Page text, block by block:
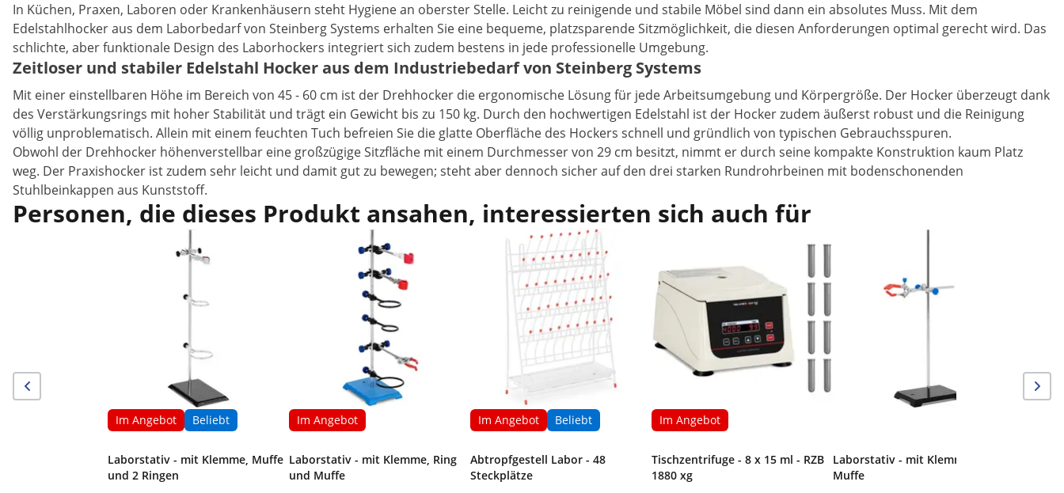
In Küchen, Praxen, Laboren oder Krankenhäusern steht Hygiene an oberster Stelle. Leicht zu reinigende und stabile Möbel sind dann ein absolutes Muss. Mit dem
Edelstahlhocker aus dem Laborbedarf von Steinberg Systems erhalten Sie eine bequeme, platzsparende Sitzmöglichkeit, die diesen Anforderungen optimal gerecht wird. Das
schlichte, aber funktionale Design des Laborhockers integriert sich zudem bestens in jede professionelle Umgebung.
Zeitloser und stabiler Edelstahl Hocker aus dem Industriebedarf von Steinberg Systems
Mit einer einstellbaren Höhe im Bereich von 45 - 60 cm ist der Drehhocker die ergonomische Lösung für jede Arbeitsumgebung und Körpergröße. Der Hocker überzeugt dank
des Verstärkungsrings mit hoher Stabilität und trägt ein Gewicht bis zu 150 kg. Durch den hochwertigen Edelstahl ist der Hocker zudem äußerst robust und die Reinigung
völlig unproblematisch. Allein mit einem feuchten Tuch befreien Sie die glatte Oberfläche des Hockers schnell und gründlich von typischen Gebrauchsspuren.
Obwohl der Drehhocker höhenverstellbar eine großzügige Sitzfläche mit einem Durchmesser von 29 cm besitzt, nimmt er durch seine kompakte Konstruktion kaum Platz
weg. Der Praxishocker ist zudem sehr leicht und damit gut zu bewegen; steht aber dennoch sicher auf den drei starken Rundrohrbeinen mit bodenschonenden
Stuhlbeinkappen aus Kunststoff.
Personen, die dieses Produkt ansahen, interessierten sich auch für
Im Angebot Beliebt
Laborstativ - mit Klemme, Muffe
und 2 Ringen
Im Angebot
Laborstativ - mit Klemme, Ring
und Muffe
Im Angebot Beliebt
Abtropfgestell Labor - 48
Steckplätze
Im Angebot
Tischzentrifuge - 8 x 15 ml - RZB
1880 xg
Laborstativ - mit Klemme und
Muffe